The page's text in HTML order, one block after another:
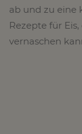
ab und zu eine
Rezepte für
vernaschen